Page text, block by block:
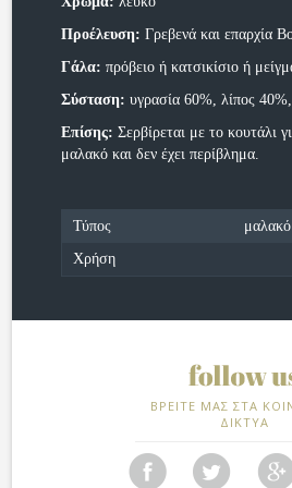
Προέλευση:Γρεβενά και επαρχία
Γάλα:πρόβειο ή κατσικίσιο ή
Σύσταση:υγρασία 60%, λίπος
Επίσης:Σερβίρεται με το κουτάλι
μαλακό και δεν έχει περίβλημα.
Τύπος
μαλακό
Χρήση
ΒΡΕΙΤΕ ΜΑΣ ΣΤΑ
ΔΙΚΤΥΑ